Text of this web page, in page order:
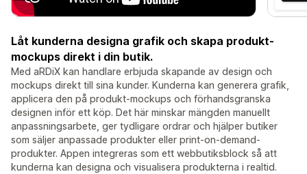
Låt kunderna designa grafik och skapa produkt-
mockups direkt i din butik.
Med aRDiX kan handlare erbjuda skapande av design och
mockups direkt till sina kunder. Kunderna kan generera grafik,
applicera den på produkt-mockups och förhandsgranska
designen inför ett köp. Det här minskar mängden manuellt
anpassningsarbete, ger tydligare ordrar och hjälper butiker
som säljer anpassade produkter eller print-on-demand-
produkter. Appen integreras som ett webbutiksblock så att
kunderna kan designa och visualisera produkterna i realtid.